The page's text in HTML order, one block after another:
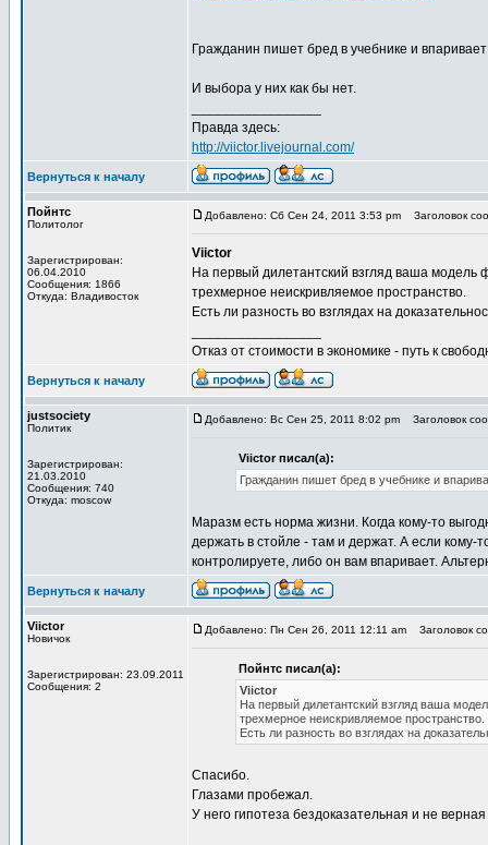
Гражданин пишет бред в учебнике и
И выбора у них как бы нет.
Правда здесь:
http://viictor.livejournal.com/
Вернуться к началу
Пойнтс
Политолог
Зарегистрирован:
06.04.2010
Сообщения: 1866
Откуда: Владивосток
Добавлено: Сб Сен 24, 2011 3:53 pm Заголовок
Viictor
На первый дилетантский взгляд ваша модель
трехмерное неискривляемое пространство.
Есть ли разность во взглядах на
Отказ от стоимости в экономике - путь к
Вернуться к началу
justsociety
Политик
Зарегистрирован:
21.03.2010
Сообщения: 740
Откуда: moscow
Добавлено: Вс Сен 25, 2011 8:02 pm Заголовок
Viictor писал(а):
Гражданин пишет бред в учебнике и
Маразм есть норма жизни. Когда кому-то
держать в стойле - там и держат. А если кому-
контролируете, либо он вам впаривает.
Вернуться к началу
Viictor
Новичок
Зарегистрирован: 23.09.2011
Сообщения: 2
Добавлено: Пн Сен 26, 2011 12:11 am Заголовок
Пойнтс писал(а):
Viictor
На первый дилетантский взгляд ваша
трехмерное неискривляемое пространство.
Есть ли разность во взглядах на
Спасибо.
Глазами пробежал.
У него гипотеза бездоказательная и не